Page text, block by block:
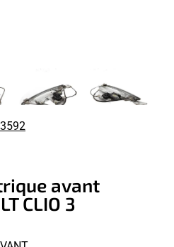
avant
CLIO 3